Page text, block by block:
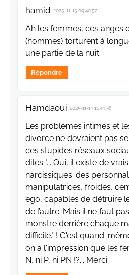
hamid 2025-11-15 09:40:57
Ah les femmes, ces anges
(hommes) torturent à
une partie de la nuit.
Répondre
Hamdaoui 2025-11-14 11:44:36
Les problèmes intimes et
divorce ne devraient pas
ces stupides réseaux
dites "... Oui, il existe de
narcissiques: des
manipulatrices, froides,
ego, capables de détruire
de l’autre. Mais il ne faut
monstre derrière chaque
difficile." ! C'est quand-
on a l'impression que les
N, ni P, ni PN !?... Merci